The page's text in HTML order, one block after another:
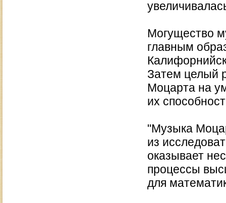
Могущество
главным
Затем целый
Моцарта на
их
"Музыка
из
оказывает
процессы
для